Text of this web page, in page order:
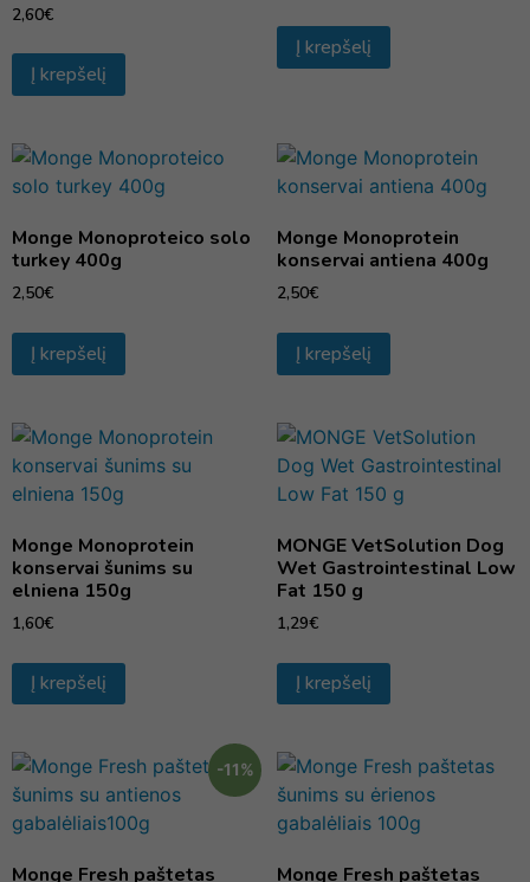
2,60€
Į krepšelį
Į krepšelį
Monge Monoproteico solo
turkey 400g
2,50€
Į krepšelį
Monge Monoprotein
konservai antiena 400g
2,50€
Į krepšelį
Monge Monoprotein
konservai šunims su
elniena 150g
1,60€
Į krepšelį
MONGE VetSolution Dog
Wet Gastrointestinal Low
Fat 150 g
1,29€
Į krepšelį
-11%
Monge Fresh paštetas
Monge Fresh paštetas